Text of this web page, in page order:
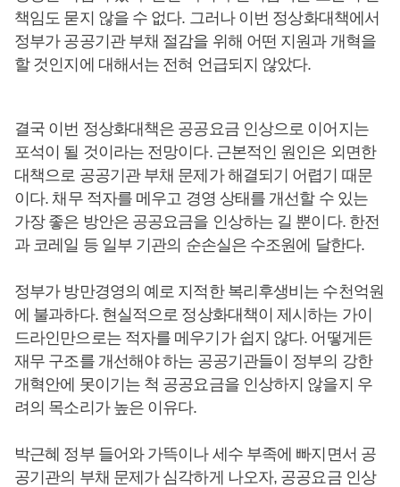
책임도 묻지 않을 수 없다. 그러나 이번 정상화대책에서
정부가 공공기관 부채 절감을 위해 어떤 지원과 개혁을
할 것인지에 대해서는 전혀 언급되지 않았다.
결국 이번 정상화대책은 공공요금 인상으로 이어지는
포석이 될 것이라는 전망이다. 근본적인 원인은 외면한
대책으로 공공기관 부채 문제가 해결되기 어렵기 때문
이다. 채무 적자를 메우고 경영 상태를 개선할 수 있는
가장 좋은 방안은 공공요금을 인상하는 길 뿐이다. 한전
과 코레일 등 일부 기관의 순손실은 수조원에 달한다.
정부가 방만경영의 예로 지적한 복리후생비는 수천억원
에 불과하다. 현실적으로 정상화대책이 제시하는 가이
드라인만으로는 적자를 메우기가 쉽지 않다. 어떻게든
재무 구조를 개선해야 하는 공공기관들이 정부의 강한
개혁안에 못이기는 척 공공요금을 인상하지 않을지 우
려의 목소리가 높은 이유다.
박근혜 정부 들어와 가뜩이나 세수 부족에 빠지면서 공
공기관의 부채 문제가 심각하게 나오자, 공공요금 인상